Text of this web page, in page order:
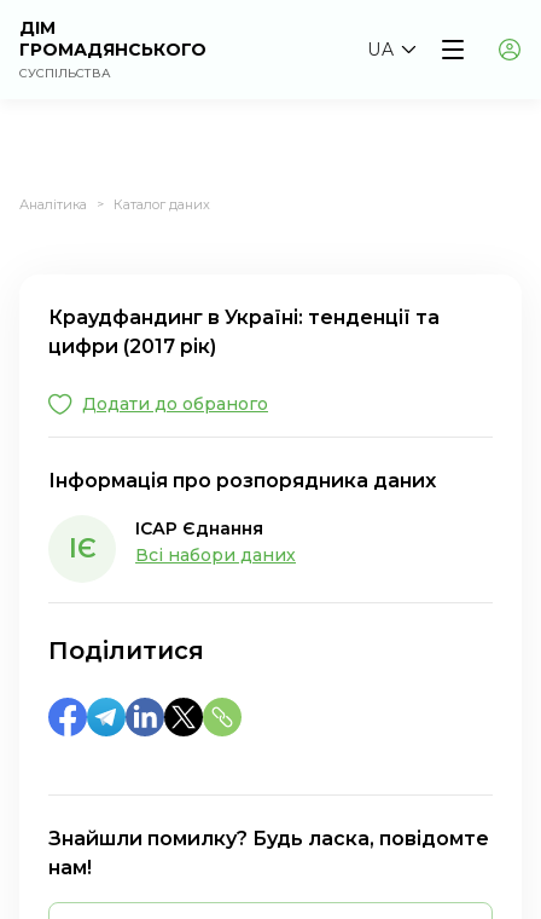
ДІМ
ГРОМАДЯНСЬКОГО
СУСПІЛЬСТВА
UA
Аналітика > Каталог даних
Краудфандинг в Україні: тенденції та
цифри (2017 рік)
Додати до обраного
Інформація про розпорядника даних
ІЄ
ІСАР Єднання
Всі набори даних
Поділитися
Знайшли помилку? Будь ласка, повідомте
нам!